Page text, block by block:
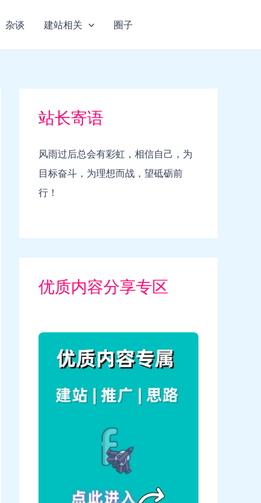
杂谈 建站相关 圈子
站长寄语
风雨过后总会有彩虹，相信自己，为
目标奋斗，为理想而战，望砥砺前
行！
优质内容分享专区